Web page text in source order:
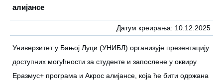
алијансе
Датум креирања: 10.12.2025
Универзитет у Бањој Луци (УНИБЛ) организује презентацију
доступних могућности за студенте и запослене у оквиру
Еразмус+ програма и Акрос алијансе, која ће бити одржана